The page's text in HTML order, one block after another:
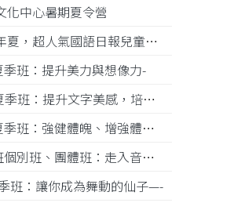
化中心暑期夏令營
[營隊]📌2026年夏，超人氣國語日報兒童商學院搶先報！
班：提升美力與想像力-
[營隊]🖌️書法夏季班：提升文字美感，培養專注力—
[營隊]️🏓桌球夏季班：強健體魄、增強體能---
[營隊]🎵️音樂班個別班、團體班：走入音樂世界-
班：讓你成為舞動的仙子—-